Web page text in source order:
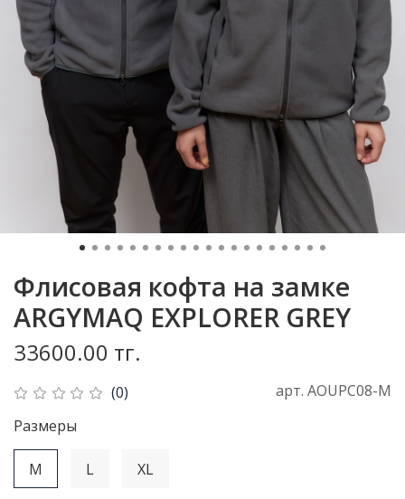
(0) арт. AOUPC08-M
Флисовая кофта на замке
ARGYMAQ EXPLORER GREY
33600.00 тг.
Рaзмеры
M L XL